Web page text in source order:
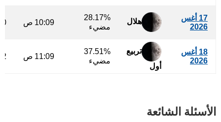
17 أغس
2026
هلال
28.17%
مضيء
10:09 ص
18 أغس
2026
تربيع
أول
37.51%
مضيء
11:09 ص
الأسئلة الشائعة